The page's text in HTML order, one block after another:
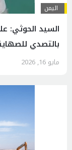
اليمن
السيد الحوثي:
بالتصدي
مايو 16, 2026